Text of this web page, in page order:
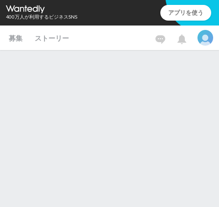
400万人が利用するビジネスSNS アプリを使う
募集 ストーリー